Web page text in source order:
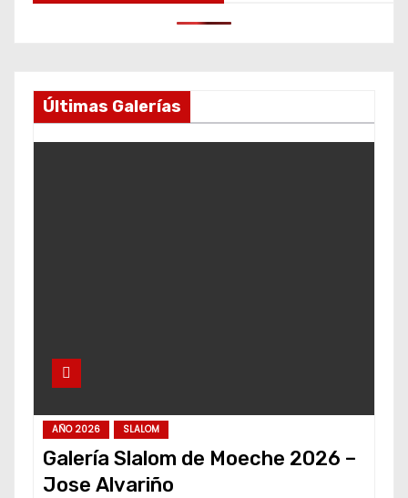
Últimas Galerías
AÑO 2026 SLALOM
Galería Slalom de Moeche 2026 –
Jose Alvariño